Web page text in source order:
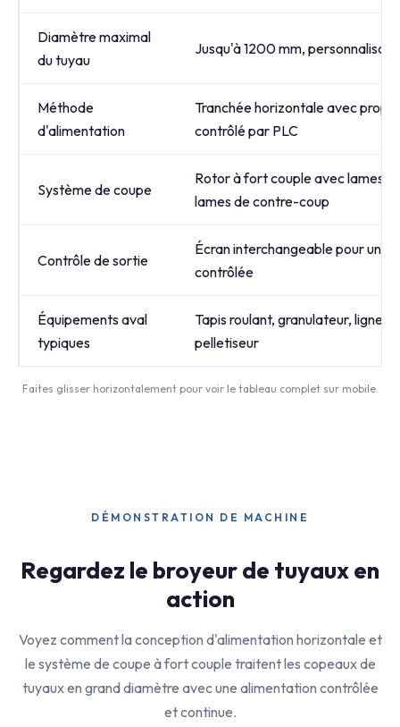
Diamètre maximal
du tuyau
Jusqu'à 1200 mm,
Méthode
d'alimentation
Tranchée horizontale avec
contrôlé par PLC
Système de coupe
Rotor à fort couple avec lames
lames de contre-coup
Contrôle de sortie
Écran interchangeable pour un
contrôlée
Équipements aval
typiques
Tapis roulant, granulateur, ligne
pelletiseur
Faites glisser horizontalement pour voir le tableau complet sur mobile.
DÉMONSTRATION DE MACHINE
Regardez le broyeur de tuyaux en
action
Voyez comment la conception d'alimentation horizontale et
le système de coupe à fort couple traitent les copeaux de
tuyaux en grand diamètre avec une alimentation contrôlée
et continue.